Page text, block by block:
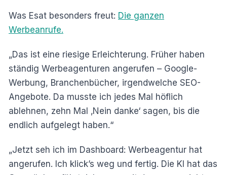
Was Esat besonders freut: Die ganzen
Werbeanrufe.
„Das ist eine riesige Erleichterung. Früher haben
ständig Werbeagenturen angerufen – Google-
Werbung, Branchenbücher, irgendwelche SEO-
Angebote. Da musste ich jedes Mal höflich
ablehnen, zehn Mal ‚Nein danke‘ sagen, bis die
endlich aufgelegt haben.“
„Jetzt seh ich im Dashboard: Werbeagentur hat
angerufen. Ich klick’s weg und fertig. Die KI hat das